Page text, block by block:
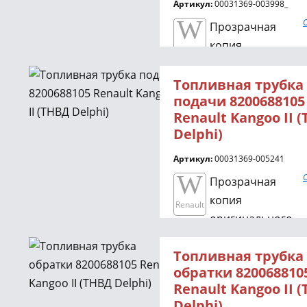
контролировать
наличие подсоса
воздуха.
Артикул:00031369-003998_
W
Renault
Прозрачная
копия
оригинального
175061852R
топливопровода,
которая заменяет
штатный в автомобиле
Renault Kangoo II 1.5
топливной
аппаратурой SIEMENS и
позволяет
негерметичность
системы подачи.
Топливная трубка
подачи 8200688105
Renault Kangoo II
Delphi)
Артикул:00031369-005241
W
Renault
Прозрачная
копия
оригинального
8200688105
топливопровода,
которая заменяет
штатный в автомобиле
Топливная трубка
обратки
Renault Kangoo II